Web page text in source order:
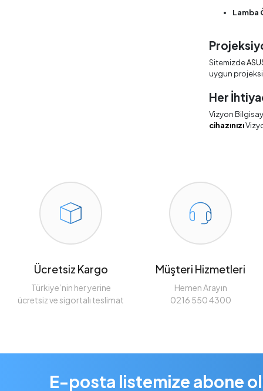
Lamba
Sitemizde
uygun
Her
Vizyon
cihazınızı
Ücretsiz Kargo
Türkiye’nin her yerine
ücretsiz ve sigortalı teslimat
Müşteri Hizmetleri
Hemen Arayın
0216 550 4300
E-posta listemize abone